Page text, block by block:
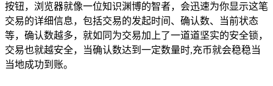
按钮，浏览器就像一位知识渊博的智者，会迅速为你显示这笔
交易的详细信息，包括交易的发起时间、确认数、当前状态
等，确认数越多，就如同为交易加上了一道道坚实的安全锁，
交易也就越安全，当确认数达到一定数量时,充币就会稳稳当
当地成功到账。